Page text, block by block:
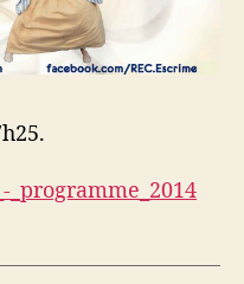
_programme_2014